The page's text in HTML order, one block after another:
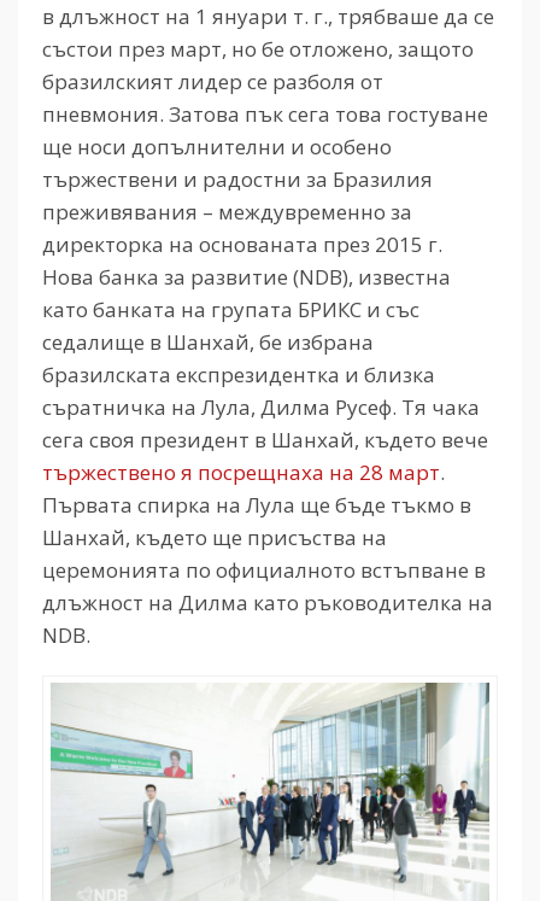
в длъжност на 1 януари т. г., трябваше да се
състои през март, но бе отложено, защото
бразилският лидер се разболя от
пневмония. Затова пък сега това гостуване
ще носи допълнителни и особено
тържествени и радостни за Бразилия
преживявания – междувременно за
директорка на основаната през 2015 г.
Нова банка за развитие (NDB), известна
като банката на групата БРИКС и със
седалище в Шанхай, бе избрана
бразилската експрезидентка и близка
съратничка на Лула, Дилма Русеф. Тя чака
сега своя президент в Шанхай, където вече
тържествено я посрещнаха на 28 март.
Първата спирка на Лула ще бъде тъкмо в
Шанхай, където ще присъства на
церемонията по официалното встъпване в
длъжност на Дилма като ръководителка на
NDB.